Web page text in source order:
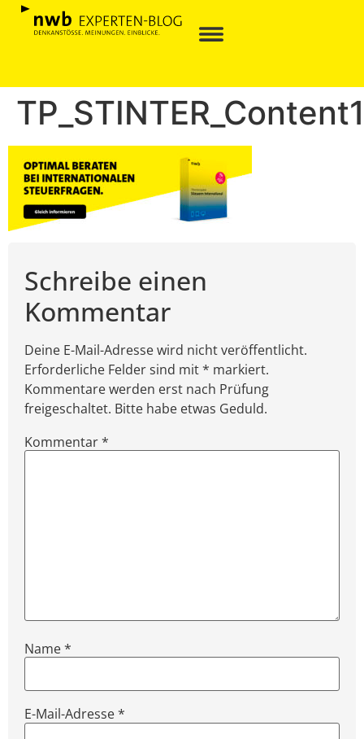
Schreibe einen
Kommentar
Deine E-Mail-Adresse wird nicht veröffentlicht.
Erforderliche Felder sind mit * markiert.
Kommentare werden erst nach Prüfung
freigeschaltet. Bitte habe etwas Geduld.
Kommentar*
Name*
E-Mail-Adresse*